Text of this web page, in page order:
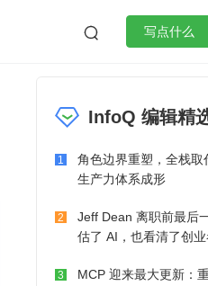
 写点什么
微服务架构 flutter
InfoQ 编辑精
1
角色边界重塑，全栈取
生产力体系成形
2
Jeff Dean 离职前最后
估了 AI，也看清了创
3
MCP 迎来最大更新：